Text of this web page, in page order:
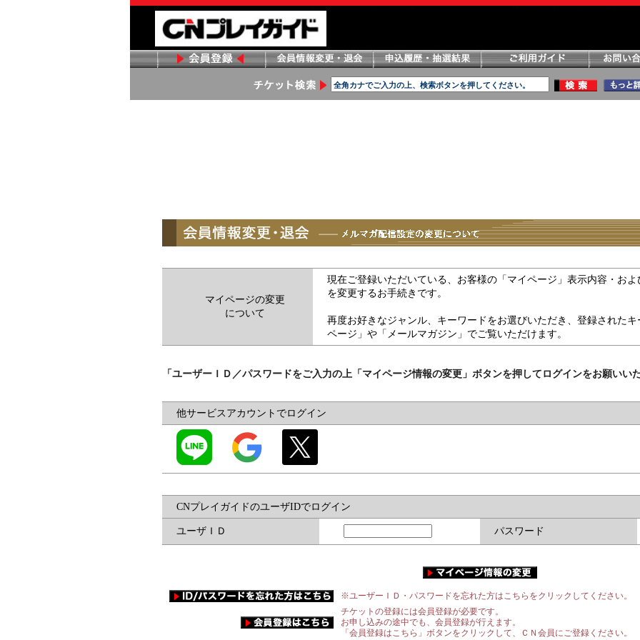
マイページの変更
について
現在ご登録いただいている、お客様の「マイページ」表示内容・お
を変更するお手続きです。
再度お好きなジャンル、キーワードをお選びいただき、登録された
ページ」や「メールマガジン」でご覧いただけます。
「ユーザーＩＤ／パスワードをご入力の上「マイページ情報の変更」ボタンを押してログインをお願いいた
他サービスアカウントでログイン
CNプレイガイドのユーザIDでログイン
ユーザＩＤ パスワード
※ユーザーＩＤ・パスワードを忘れた方はこちらをクリックしてください。
チケットの登録には会員登録が必要です。
お申し込みの途中でも、会員登録が行えます。
「会員登録はこちら」ボタンをクリックして、ＣＮ会員にご登録ください。